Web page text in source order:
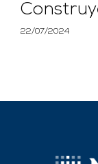
22/07/2024